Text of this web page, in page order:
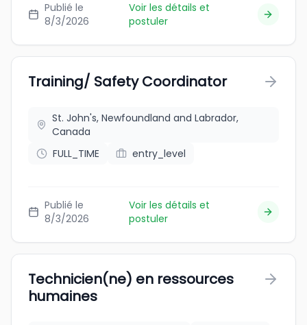
Publié le
8/3/2026
Voir les détails et
postuler
Training/ Safety Coordinator
St. John's, Newfoundland and Labrador,
Canada
FULL_TIME
entry_level
Publié le
8/3/2026
Voir les détails et
postuler
Technicien(ne) en ressources
humaines